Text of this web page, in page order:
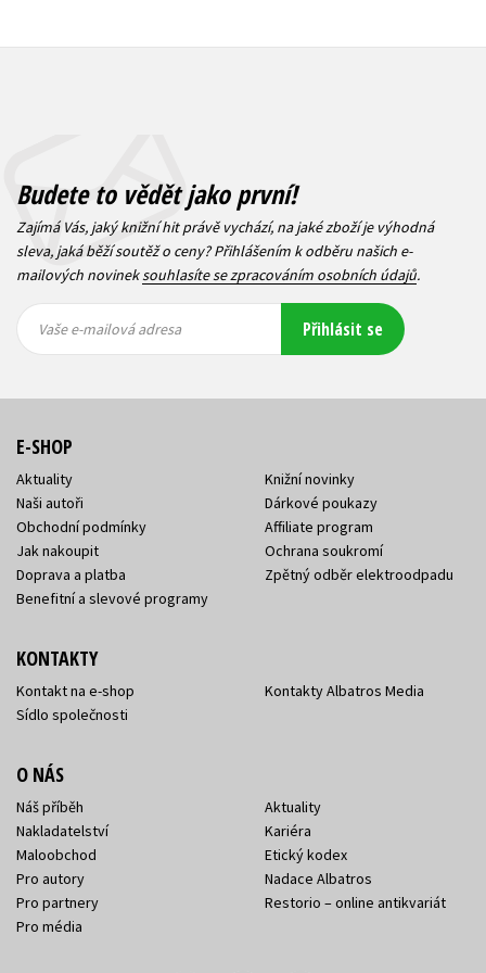
Budete to vědět jako první!
Zajímá Vás, jaký knižní hit právě vychází, na jaké zboží je výhodná
sleva, jaká běží soutěž o ceny? Přihlášením k odběru našich e-
mailových novineksouhlasíte se zpracováním osobních údajů.
mailová
mailová
Vaše e-mailová adresa Přihlásit se
E-SHOP
Aktuality
Naši autoři
Obchodní podmínky
Jak nakoupit
Doprava a platba
Benefitní a slevové programy
Knižní novinky
Dárkové poukazy
Affiliate program
Ochrana soukromí
Zpětný odběr elektroodpadu
KONTAKTY
Kontakt na e-shop
Sídlo společnosti
Kontakty Albatros Media
O NÁS
Náš příběh
Nakladatelství
Maloobchod
Pro autory
Pro partnery
Pro média
Aktuality
Kariéra
Etický kodex
Nadace Albatros
Restorio – online antikvariát